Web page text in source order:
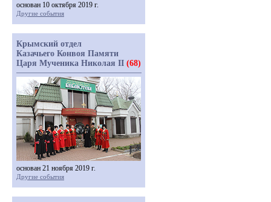
основан 10 октября 2019 г.
Другие события
Крымский отдел
Казачьего Конвоя Памяти
Царя Мученика Николая II (68)
основан 21 ноября 2019 г.
Другие события